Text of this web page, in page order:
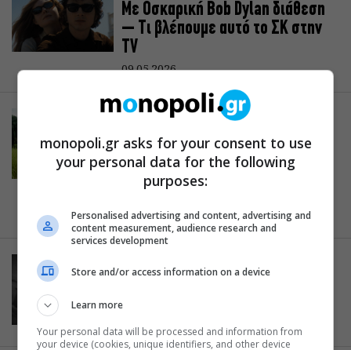
Με Οσκαρική Bob Dylan διάθεση
– Tι βλέπουμε αυτό το ΣΚ στην
TV
09.05.2026
CINE NEWS
Lord of the Flies: Η νέα survival
σειρά που θα σε καθηλώσει – Τι
φέρνει η TV την πρώτη εβδομάδα
του Μαΐου
04.05.2026
δούμε τον Μάιο στη μικρή οθόνη
monopoli.gr asks for your consent to use
your personal data for the following
purposes:
Personalised advertising and content, advertising and
content measurement, audience research and
services development
Store and/or access information on a device
Learn more
Your personal data will be processed and information from
your device (cookies, unique identifiers, and other device